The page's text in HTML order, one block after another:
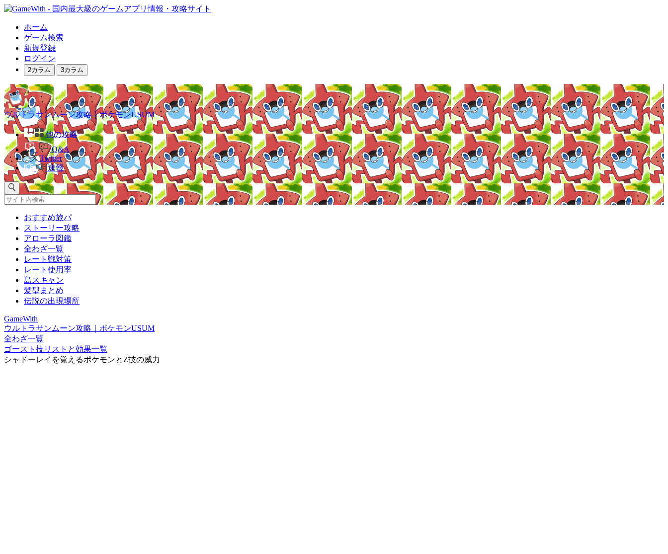
ホーム
ゲーム検索
新規登録
ログイン
2カラム 3カラム
ウルトラサンムーン攻略｜ポケモンUSUM
他の攻略
Q&A
Twitter
速報
おすすめ旅パ
ストーリー攻略
アローラ図鑑
全わざ一覧
レート戦対策
レート使用率
島スキャン
髪型まとめ
伝説の出現場所
GameWith
ウルトラサンムーン攻略｜ポケモンUSUM
全わざ一覧
ゴースト技リストと効果一覧
シャドーレイを覚えるポケモンとZ技の威力